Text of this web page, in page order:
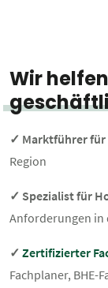
Wir
✓ Marktführer für
Region
✓ Spezialist für
Anforderungen
✓ Zertifizierter
Fachplaner, BHE-